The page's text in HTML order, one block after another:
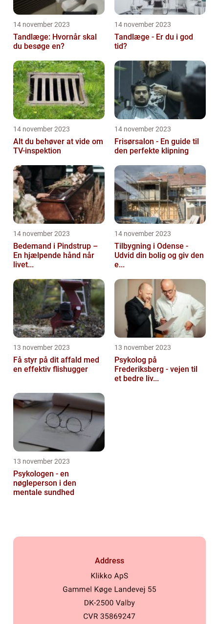
14 november 2023
Tandlæge: Hvornår skal
du besøge en?
14 november 2023
Tandlæge - Er du i god
tid?
14 november 2023
Alt du behøver at vide om
TV-inspektion
14 november 2023
Frisørsalon - En guide til
den perfekte klipning
14 november 2023
Bedemand i Pindstrup –
En hjælpende hånd når
livet...
14 november 2023
Tilbygning i Odense -
Udvid din bolig og giv den
e...
13 november 2023
Få styr på dit affald med
en effektiv flishugger
13 november 2023
Psykolog på
Frederiksberg - vejen til
et bedre liv...
13 november 2023
Psykologen - en
nøgleperson i den
mentale sundhed
Address